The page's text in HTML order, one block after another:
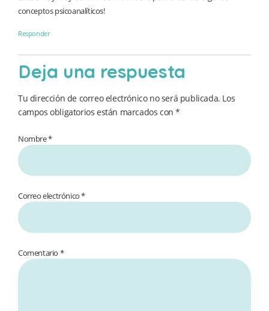
conceptos psicoanalíticos!
Responder
Deja una respuesta
Tu dirección de correo electrónico no será publicada. Los
campos obligatorios están marcados con*
Nombre *
Correo electrónico *
Comentario *